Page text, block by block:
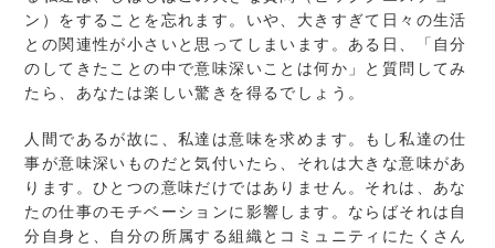
ン）をすることを忘れます。いや、大きすぎて日々の生活
との関連性が小さいと思ってしまいます。ある日、「自分
のしてきたことの中で意味深いことは何か」と質問してみ
たら、あなたは楽しい驚きを得るでしょう。
人間であるが故に、私達は意味を求めます。もし私達の仕
事が意味深いものだと気付いたら、それは大きな意味があ
ります。ひとつの意味だけではありません。それは、あな
たの仕事のモチベーションに影響します。ならばそれは自
分自身と、自分の所属する組織とコミュニティにたくさん